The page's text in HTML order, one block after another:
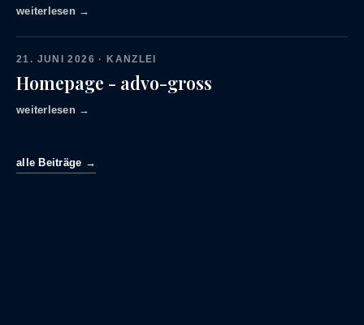
weiterlesen →
21. JUNI 2026 · KANZLEI
Homepage - advo-gross
weiterlesen →
alle Beiträge →